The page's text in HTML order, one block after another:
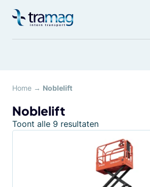
naar
Home → Noblelift
Noblelift
Toont alle 9 resultaten